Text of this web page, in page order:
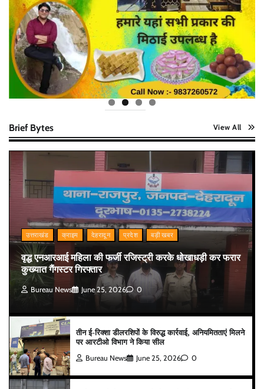
Brief Bytes View All
उत्तराखंड क्राइम देहरादून प्रदेश बड़ी खबर
वृद्ध एनआरआई महिला की फर्जी रजिस्ट्री करके धोखाधड़ी कर फरार
कुख्यात गैंगस्टर गिरफ्तार
Bureau News June 25, 2026 0
तीन ई-रिक्शा डीलरशिपों के विरुद्ध कार्रवाई, अनियमितताएं मिलने
पर आरटीओ विभाग ने किया सील
Bureau News June 25, 2026 0